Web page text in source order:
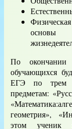
По окончании
обучающихся
ЕГЭ по трем
предметам:
геометрия»,
этом ученик